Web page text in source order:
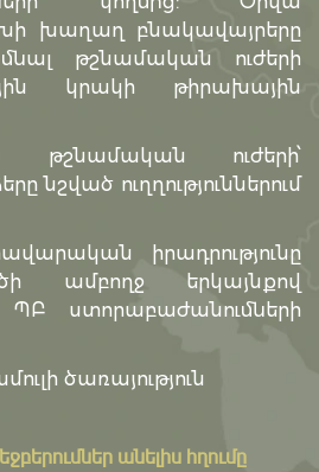
խաղաղ բնակավայրերը
թշնամական ուժերի
կրակի թիրախային
ուժերի՝
նշված ուղղություններում
իրադրությունը
ամբողջ երկայնքով
ՊԲ ստորաբաժանումների
ծառայություն
անելիս հղումը